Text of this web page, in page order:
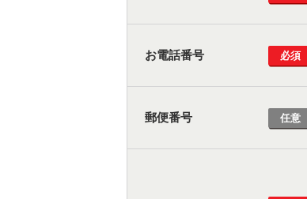
お電話番号 必須
郵便番号 任意